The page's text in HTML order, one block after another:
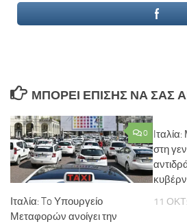
ΜΠΟΡΕΊ ΕΠΊΣΗΣ ΝΑ ΣΑΣ
0
Ιταλία: To Υπουργείο
Μεταφορών ανοίγει την
στη
11